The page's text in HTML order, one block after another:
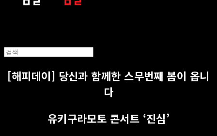
[해피데이] 당신과 함께한 스무번째 봄이 옵니
다
유키구라모토 콘서트 ‘진심’